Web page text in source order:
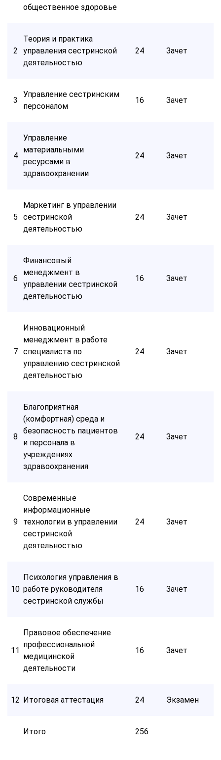
общественное здоровье
2
Теория и практика
управления сестринской
деятельностью
24 Зачет
3
Управление сестринским
персоналом
16 Зачет
4
Управление
материальными
ресурсами в
здравоохранении
24 Зачет
5
Маркетинг в управлении
сестринской
деятельностью
24 Зачет
6
Финансовый
менеджмент в
управлении сестринской
деятельностью
16 Зачет
7
Инновационный
менеджмент в работе
специалиста по
управлению сестринской
деятельностью
24 Зачет
8
Благоприятная
(комфортная) среда и
безопасность пациентов
и персонала в
учреждениях
здравоохранения
24 Зачет
9
Современные
информационные
технологии в управлении
сестринской
деятельностью
24 Зачет
10
Психология управления в
работе руководителя
сестринской службы
16 Зачет
11
Правовое обеспечение
профессиональной
медицинской
деятельности
16 Зачет
12 Итоговая аттестация 24 Экзамен
Итого 256